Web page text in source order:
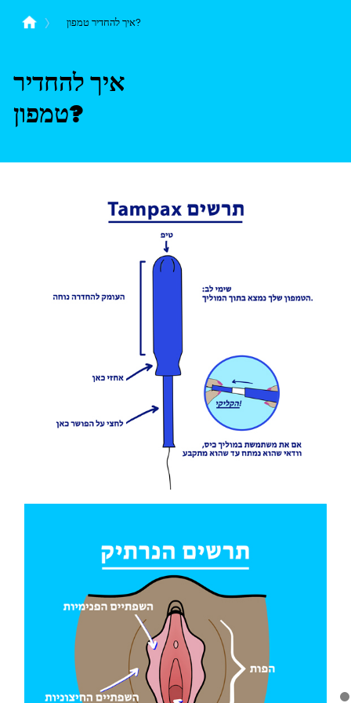
איך להחדיר טמפון?
איך להחדיר
טמפון?